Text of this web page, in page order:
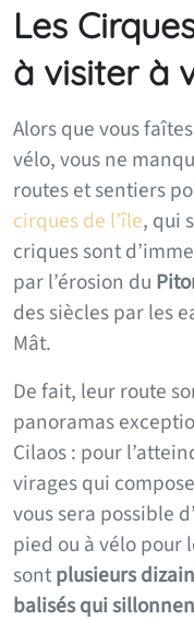
Les
à visiter à
Alors que vous
vélo, vous ne
routes et sentiers
cirques de l’île, qui
criques sont
par l’érosion du
des siècles par les
Mât.
De fait, leur route
panoramas
Cilaos : pour
virages qui
vous sera possible
pied ou à vélo pour
sontplusieurs
balisés qui